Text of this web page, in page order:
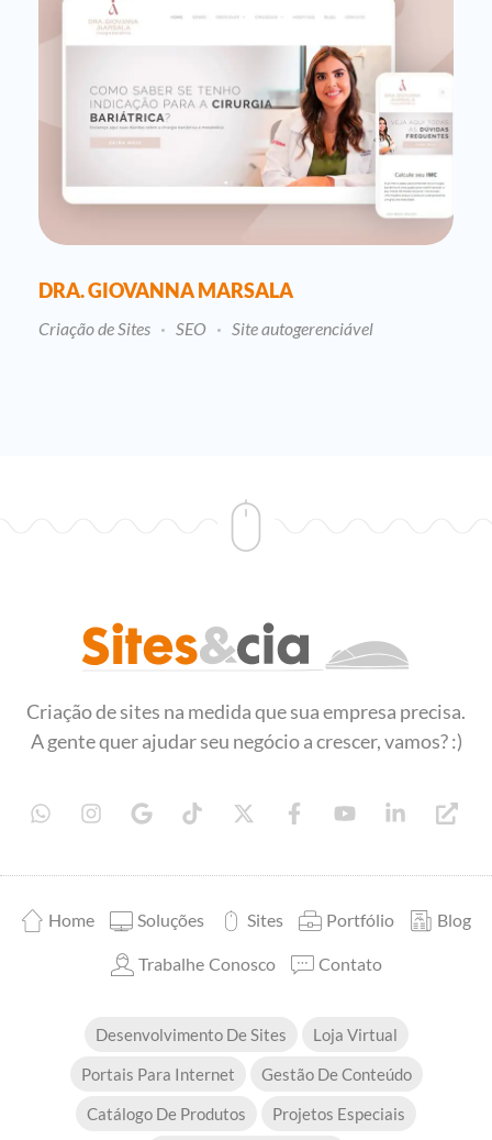
DRA. GIOVANNA MARSALA
Criação de Sites SEO Site autogerenciável
Criação de sites na medida que sua empresa precisa.
A gente quer ajudar seu negócio a crescer, vamos? :)
Home Soluções Sites Portfólio Blog
Trabalhe Conosco Contato
Desenvolvimento De Sites
Loja Virtual
Portais Para Internet
Gestão De Conteúdo
Catálogo De Produtos
Projetos Especiais